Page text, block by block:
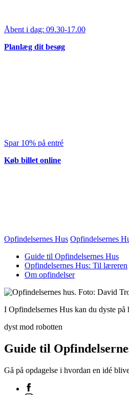
Åbent i dag: 09.30-17.00
Planlæg dit besøg
Spar 10% på entré
Køb billet online
Opfindelsernes Hus Opfindelsernes
Guide til Opfindelsernes Hus
Opfindelsernes Hus: Til læreren
Om opfindelser
I Opfindelsernes Hus kan du dyste
dyst mod robotten
Guide til
Gå på opdagelse i hvordan en idé